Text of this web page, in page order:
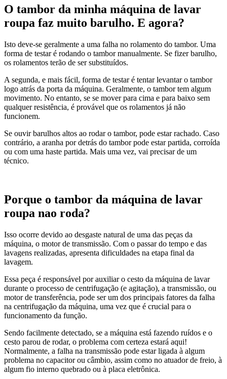
O tambor da minha máquina de lavar
roupa faz muito barulho. E agora?
Isto deve-se geralmente a uma falha no rolamento do tambor. Uma
forma de testar é rodando o tambor manualmente. Se fizer barulho,
os rolamentos terão de ser substituídos.
A segunda, e mais fácil, forma de testar é tentar levantar o tambor
logo atrás da porta da máquina. Geralmente, o tambor tem algum
movimento. No entanto, se se mover para cima e para baixo sem
qualquer resistência, é provável que os rolamentos já não
funcionem.
Se ouvir barulhos altos ao rodar o tambor, pode estar rachado. Caso
contrário, a aranha por detrás do tambor pode estar partida, corroída
ou com uma haste partida. Mais uma vez, vai precisar de um
técnico.
Porque o tambor da máquina de lavar
roupa nao roda?
Isso ocorre devido ao desgaste natural de uma das peças da
máquina, o motor de transmissão. Com o passar do tempo e das
lavagens realizadas, apresenta dificuldades na etapa final da
lavagem.
Essa peça é responsável por auxiliar o cesto da máquina de lavar
durante o processo de centrifugação (e agitação), a transmissão, ou
motor de transferência, pode ser um dos principais fatores da falha
na centrifugação da máquina, uma vez que é crucial para o
funcionamento da função.
Sendo facilmente detectado, se a máquina está fazendo ruídos e o
cesto parou de rodar, o problema com certeza estará aqui!
Normalmente, a falha na transmissão pode estar ligada à algum
problema no capacitor ou câmbio, assim como no atuador de freio, à
algum fio interno quebrado ou à placa eletrônica.